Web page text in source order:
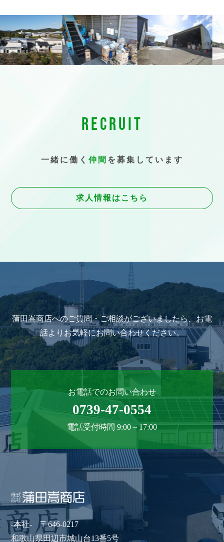
RECRUIT
一緒に働く 仲間 を募集しています
求人情報はこちら
蒲田嵩商店へのご質問・ご相談がございましたら、お電
話よりお気軽にお問い合わせください。
お電話でのお問い合わせ
0739-47-0554
電話受付時間 9:00～17:00
-本社- 〒646-0217
和歌山県田辺市城山台13番5号